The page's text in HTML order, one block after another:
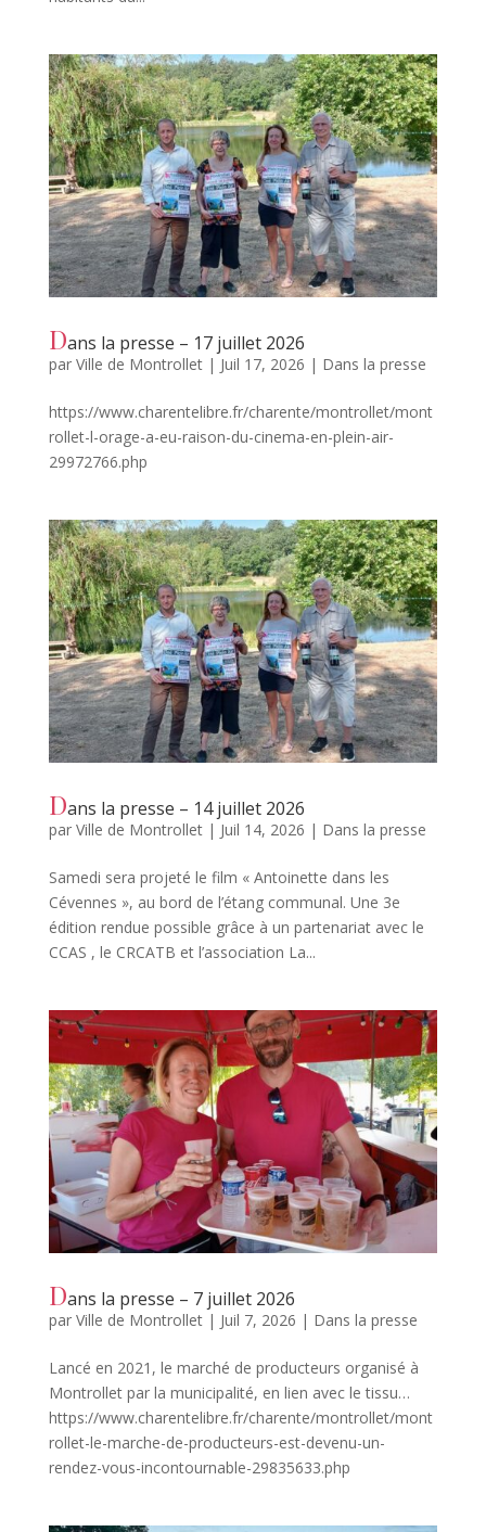
Dans la presse – 17 juillet 2026
par Ville de Montrollet| Juil 17, 2026 | Dans la presse
https://www.charentelibre.fr/charente/montrollet/mont
rollet-l-orage-a-eu-raison-du-cinema-en-plein-air-
29972766.php
Dans la presse – 14 juillet 2026
par Ville de Montrollet| Juil 14, 2026 | Dans la presse
Samedi sera projeté le film « Antoinette dans les
Cévennes », au bord de l’étang communal. Une 3e
édition rendue possible grâce à un partenariat avec le
CCAS , le CRCATB et l’association La...
Dans la presse – 7 juillet 2026
par Ville de Montrollet| Juil 7, 2026 | Dans la presse
Lancé en 2021, le marché de producteurs organisé à
Montrollet par la municipalité, en lien avec le tissu…
https://www.charentelibre.fr/charente/montrollet/mont
rollet-le-marche-de-producteurs-est-devenu-un-
rendez-vous-incontournable-29835633.php